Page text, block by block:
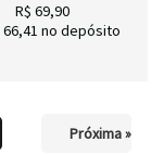
R$ 69,90
66,41 no depósito
Próxima »